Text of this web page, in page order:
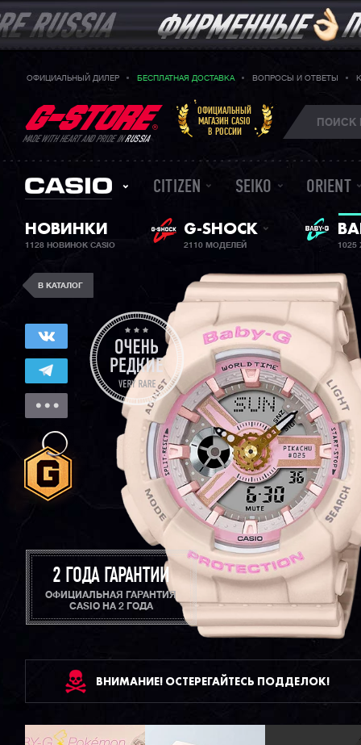
ОФИЦИАЛЬНЫЙ ДИЛЕР БЕСПЛАТНАЯ ДОСТАВКА ВОПРОСЫ И ОТВЕТЫ
MADE WITH HEART AND PRIDE INRUSSIA
ОФИЦИАЛЬНЫЙ
МАГАЗИН CASIO
В РОССИИ
CITIZEN SEIKO ORIENT
НОВИНКИ
1128 НОВИНОК CASIO
G-SHOCK
2110 МОДЕЛЕЙ
В КАТАЛОГ
2 ГОДА ГАРАНТИИ
ОФИЦИАЛЬНАЯ ГАРАНТИЯ
CASIO НА 2 ГОДА
ВНИМАНИЕ! ОСТЕРЕГАЙТЕСЬ ПОДДЕЛОК!